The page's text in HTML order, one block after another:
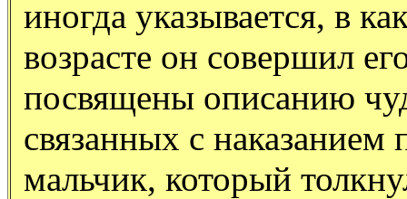
иногда указывается, в
возрасте он совершил
посвящены описанию
связанных с
мальчик, который